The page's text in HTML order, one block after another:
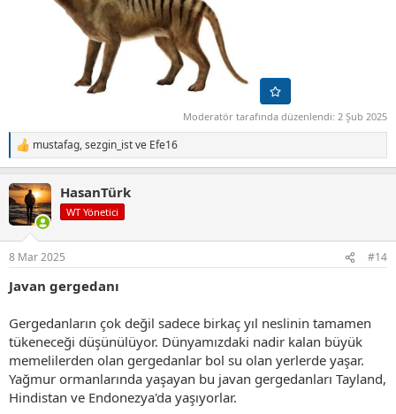
Moderatör tarafında düzenlendi: 2 Şub 2025
T
e
k
i
l
mustafag,sezgin_istve Efe16
HasanTürk
WT Yönetici
8 Mar 2025 #14
Javan gergedanı
Gergedanların çok değil sadece birkaç yıl neslinin tamamen
tükeneceği düşünülüyor. Dünyamızdaki nadir kalan büyük
memelilerden olan gergedanlar bol su olan yerlerde yaşar.
Yağmur ormanlarında yaşayan bu javan gergedanları Tayland,
Hindistan ve Endonezya'da yaşıyorlar.